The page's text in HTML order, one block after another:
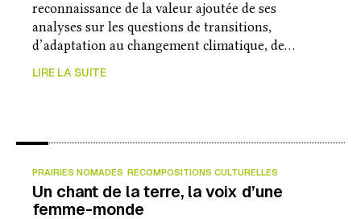
reconnaissance de la valeur ajoutée de ses
analyses sur les questions de transitions,
d’adaptation au changement climatique, de…
LIRE LA SUITE
PRAIRIES NOMADES RECOMPOSITIONS CULTURELLES
Un chant de la terre, la voix d’une
femme-monde